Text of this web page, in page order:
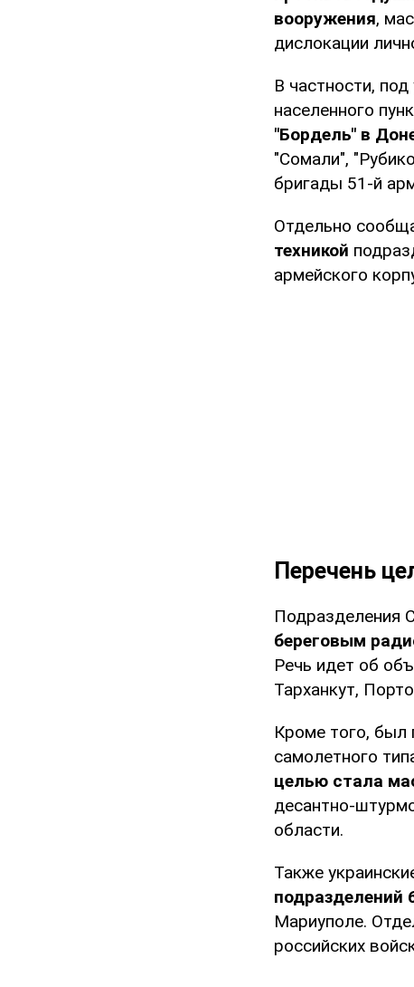
вооружения,
дислокации
В частности,
населенного
"Бордель" в
"Сомали",
бригады 51-й
Отдельно
техникой
армейского
Перечень
Подразделения
береговым
Речь идет об
Тарханкут,
Кроме того, был
самолетного
целью стала
десантно-
области.
Также
подразделений
Мариуполе.
российских